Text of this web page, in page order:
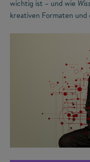
wichtig ist – und wie
kreativen Formaten